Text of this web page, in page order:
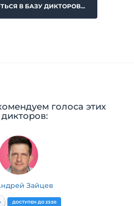
В БАЗУ ДИКТОРОВ...
голоса этих
дикторов:
Зайцев
ДОСТУПЕН ДО 23:50